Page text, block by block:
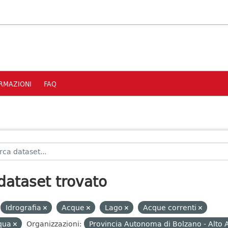
FAQ
trovato
Idrografia Acque Lago
Acque correnti
Organizzazioni: Provincia Autonoma di Bolzano - Alto